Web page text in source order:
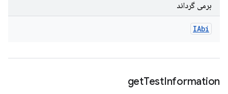
برمی گرداند
IAbi
getTestInformation